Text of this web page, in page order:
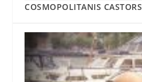
COSMOPOLITANIS CASTORS